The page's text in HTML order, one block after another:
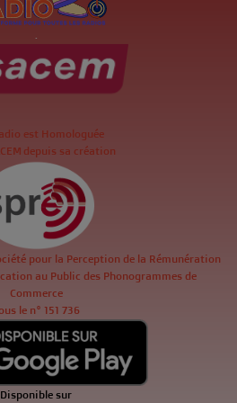
.
est Homologuée
depuis sa création
pour la Perception de la Rémunération
au Public des Phonogrammes de
Commerce
le n° 151 736
Disponible sur